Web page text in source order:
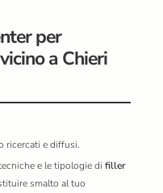
per
a Chieri
ricercati e diffusi.
e le tipologie di filler
smalto al tuo